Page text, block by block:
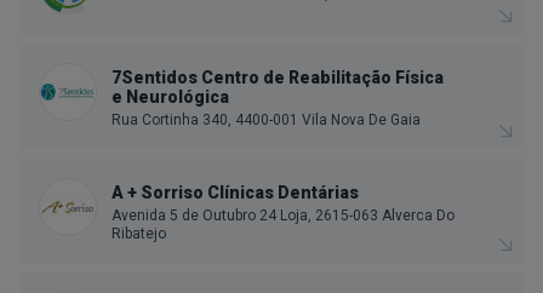
7Sentidos Centro de Reabilitação Física
e Neurológica
Rua Cortinha 340, 4400-001 Vila Nova De Gaia
A + Sorriso Clínicas Dentárias
Avenida 5 de Outubro 24 Loja, 2615-063 Alverca Do
Ribatejo